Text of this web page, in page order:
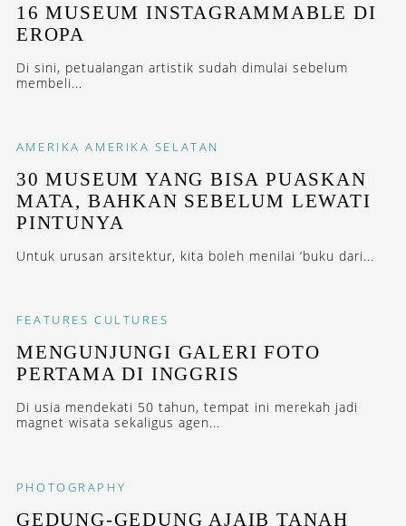
16 MUSEUM INSTAGRAMMABLE DI
EROPA
Di sini, petualangan artistik sudah dimulai sebelum
membeli...
AMERIKA AMERIKA SELATAN
30 MUSEUM YANG BISA PUASKAN
MATA, BAHKAN SEBELUM LEWATI
PINTUNYA
Untuk urusan arsitektur, kita boleh menilai ‘buku dari...
FEATURES CULTURES
MENGUNJUNGI GALERI FOTO
PERTAMA DI INGGRIS
Di usia mendekati 50 tahun, tempat ini merekah jadi
magnet wisata sekaligus agen...
PHOTOGRAPHY
GEDUNG-GEDUNG AJAIB TANAH